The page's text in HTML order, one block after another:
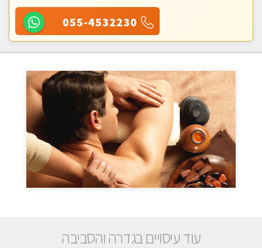
055-4532230
עוד עיסויים בגדרה והסביבה